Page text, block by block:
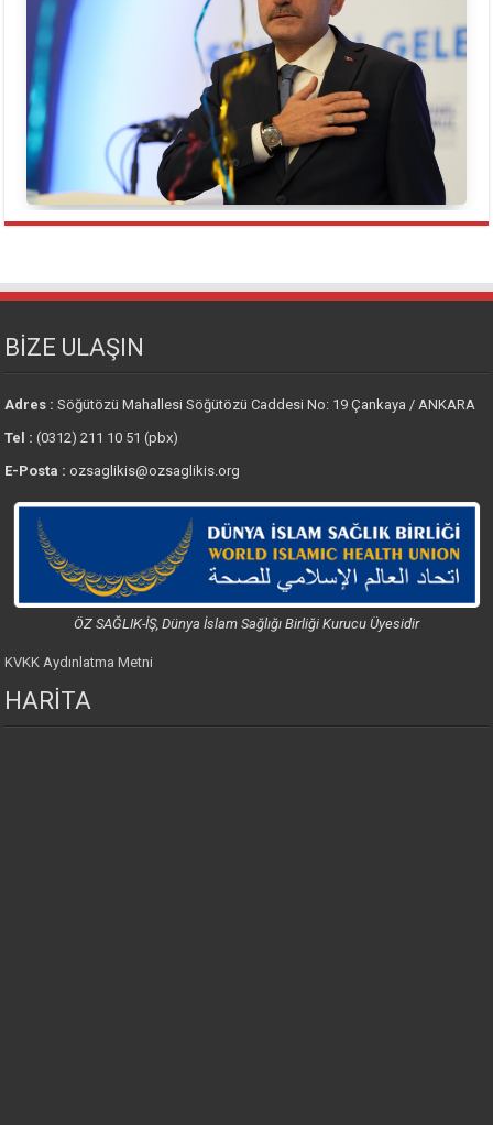
BİZE ULAŞIN
Adres :Söğütözü Mahallesi Söğütözü Caddesi No: 19 Çankaya / ANKARA
Tel : (0312) 211 10 51 (pbx)
E-Posta : ozsaglikis@ozsaglikis.org
ÖZ SAĞLIK-İŞ, Dünya İslam Sağlığı Birliği Kurucu Üyesidir
KVKK Aydınlatma Metni
HARİTA